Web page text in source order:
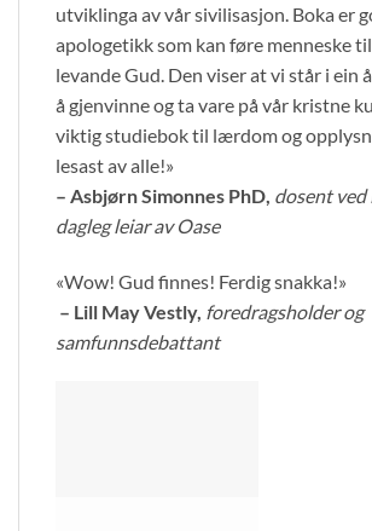
utviklinga av vår sivilisasjon. Boka er
apologetikk som kan føre menneske
levande Gud. Den viser at vi står i ein
å gjenvinne og ta vare på vår kristne
viktig studiebok til lærdom og
lesast av alle!»
– Asbjørn Simonnes PhD, dosent ved
dagleg leiar av Oase
«Wow! Gud finnes! Ferdig snakka!»
– Lill May Vestly, foredragsholder og
samfunnsdebattant